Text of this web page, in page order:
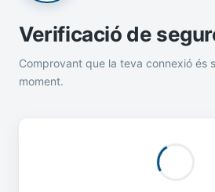
Verificació de
Comprovant que la teva connexió és
moment.